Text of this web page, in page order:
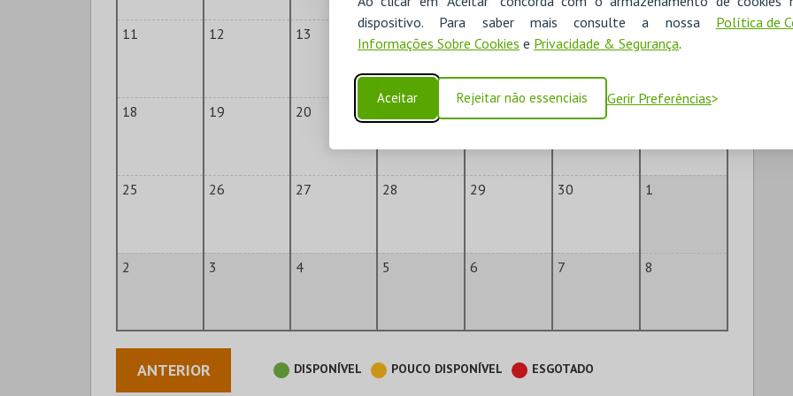
dispositivo. Para saber mais consulte a nossa Política de
Informações Sobre Cookies e Privacidade & Segurança.
Aceitar Rejeitar não essenciais Gerir Preferências
11 12 13
18 19 20
25 26 27 28 29 30 1
2 3 4 5 6 7 8
ANTERIOR DISPONÍVEL POUCO DISPONÍVEL ESGOTADO